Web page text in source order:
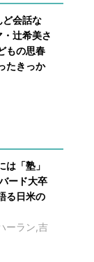
ど会話な
辻希美さ
もの思春
たきっか
は「塾」
ード大卒
る日米の
ーラン,吉